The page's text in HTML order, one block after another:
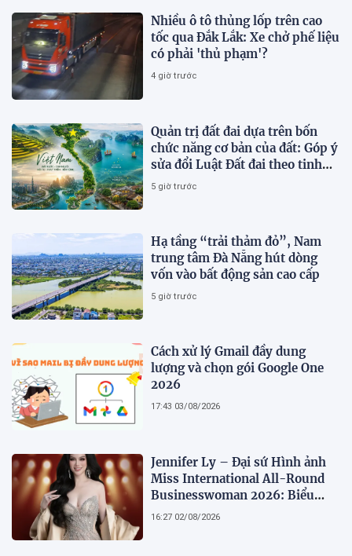
Nhiều ô tô thủng lốp trên cao
tốc qua Đắk Lắk: Xe chở phế liệu
có phải 'thủ phạm'?
4 giờ trước
Quản trị đất đai dựa trên bốn
chức năng cơ bản của đất: Góp ý
sửa đổi Luật Đất đai theo tinh
thần Nghị quyết số 21-NQ/TW
5 giờ trước
Hạ tầng “trải thảm đỏ”, Nam
trung tâm Đà Nẵng hút dòng
vốn vào bất động sản cao cấp
5 giờ trước
Cách xử lý Gmail đầy dung
lượng và chọn gói Google One
2026
17:43 03/08/2026
Jennifer Ly – Đại sứ Hình ảnh
Miss International All-Round
Businesswoman 2026: Biểu
tượng của nhan sắc, trí tuệ và
16:27 02/08/2026